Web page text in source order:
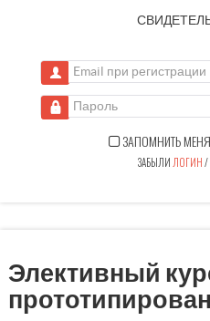
Email при регистрации
Пароль
ЗАПОМНИТЬ МЕНЯ
ЗАБЫЛИ ЛОГИН/
Элективный